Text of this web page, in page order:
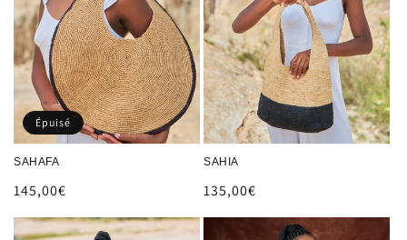
Épuisé
SAHAFA
Prix
habituel
145,00€
SAHIA
Prix
habituel
135,00€